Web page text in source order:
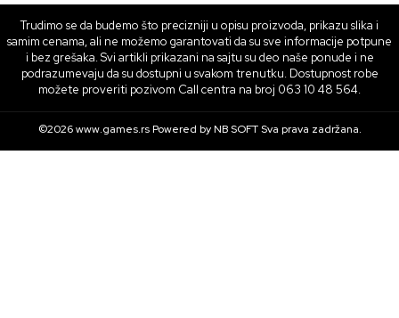
Trudimo se da budemo što precizniji u opisu proizvoda, prikazu slika i
samim cenama, ali ne možemo garantovati da su sve informacije potpune
i bez grešaka. Svi artikli prikazani na sajtu su deo naše ponude i ne
podrazumevaju da su dostupni u svakom trenutku. Dostupnost robe
možete proveriti pozivom Call centra na broj 063 10 48 564.
©2026www.games.rs Powered byNB SOFTSva prava zadržana.